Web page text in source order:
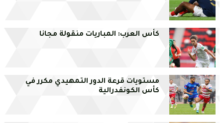
كأس العرب: المباريات منقولة مجانا
مستويات قرعة الدور التمهيدي مكرر في
كأس الكونفدرالية